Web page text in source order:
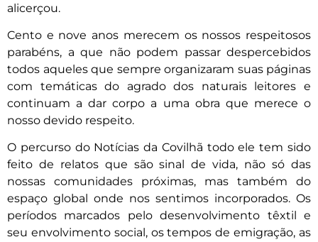
alicerçou.
Cento e nove anos merecem os nossos respeitosos
parabéns, a que não podem passar despercebidos
todos aqueles que sempre organizaram suas páginas
com temáticas do agrado dos naturais leitores e
continuam a dar corpo a uma obra que merece o
nosso devido respeito.
O percurso do Notícias da Covilhã todo ele tem sido
feito de relatos que são sinal de vida, não só das
nossas comunidades próximas, mas também do
espaço global onde nos sentimos incorporados. Os
períodos marcados pelo desenvolvimento têxtil e
seu envolvimento social, os tempos de emigração, as